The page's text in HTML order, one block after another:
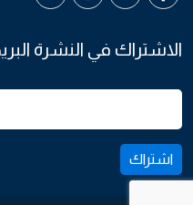
الاشتراك في النشرة
اشتراك